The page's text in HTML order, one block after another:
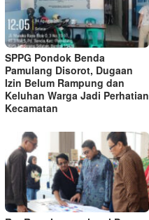
SPPG Pondok Benda
Pamulang Disorot, Dugaan
Izin Belum Rampung dan
Keluhan Warga Jadi Perhatian
Kecamatan